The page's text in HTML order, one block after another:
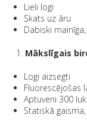
Lieli logi
Skats uz āru
Dabiski
Mākslīgais
Logi aizsegti
Fluorescējošas
Aptuveni 300
Statiskā